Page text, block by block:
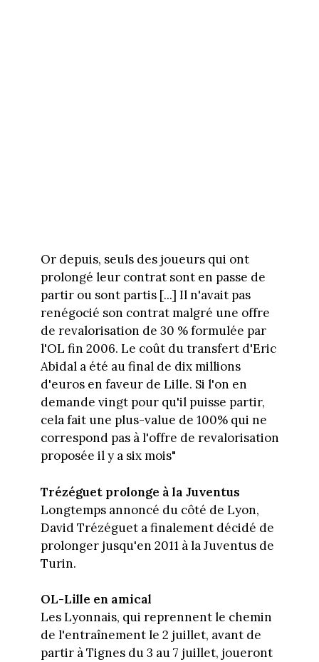
Or depuis, seuls des joueurs qui ont
prolongé leur contrat sont en passe de
partir ou sont partis [...] Il n'avait pas
renégocié son contrat malgré une offre
de revalorisation de 30 % formulée par
l'OL fin 2006. Le coût du transfert d'Eric
Abidal a été au final de dix millions
d'euros en faveur de Lille. Si l'on en
demande vingt pour qu'il puisse partir,
cela fait une plus-value de 100% qui ne
correspond pas à l'offre de revalorisation
proposée il y a six mois"
Trézéguet prolonge à la Juventus
Longtemps annoncé du côté de Lyon,
David Trézéguet a finalement décidé de
prolonger jusqu'en 2011 à la Juventus de
Turin.
OL-Lille en amical
Les Lyonnais, qui reprennent le chemin
de l'entraînement le 2 juillet, avant de
partir à Tignes du 3 au 7 juillet, joueront